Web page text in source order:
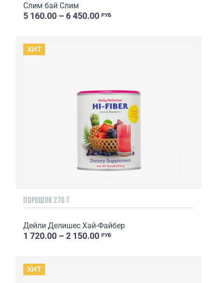
Слим бай Слим
5 160.00 – 6 450.00 РУБ
ХИТ
ПОРОШОК 270 Г
Дейли Делишес Хай-Файбер
1 720.00 – 2 150.00 РУБ
ХИТ